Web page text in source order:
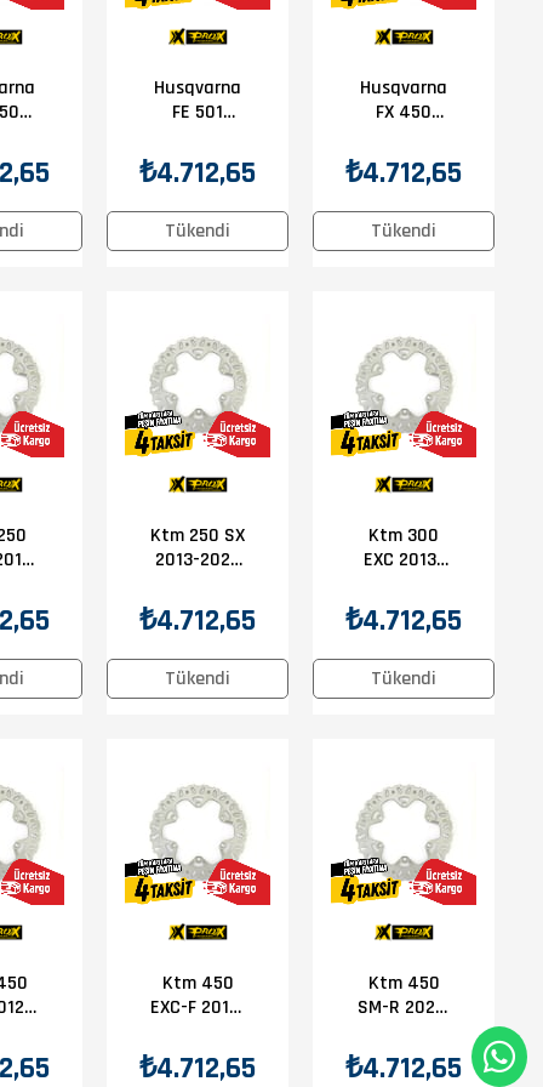
Disk
Tükendi
Husqvarna
FE 501
Prox Ön Disk
₺4.712,65
Tükendi
Husqvarna
FX 450
Prox Ön Disk
₺4.712,65
Tükendi
Ktm 250 SX
2013-2025
₺4.712,65
Tükendi
Ktm 300
EXC 2013-
Ön Disk
₺4.712,65
Ktm 450
EXC-F 2017-
Ön Disk
₺4.712,65
Ktm 450
SM-R 2021-
Ön Disk
₺4.712,65